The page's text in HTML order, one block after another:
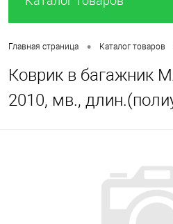
Главная страница • Каталог товаров
Коврик в багажник
2010, мв.,